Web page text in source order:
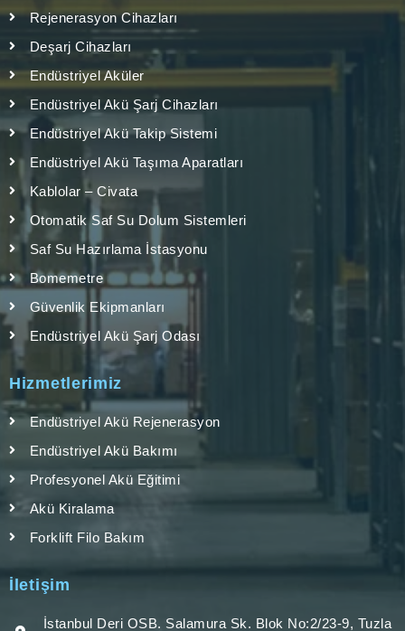
Rejenerasyon Cihazları
Deşarj Cihazları
Endüstriyel Aküler
Endüstriyel Akü Şarj Cihazları
Endüstriyel Akü Takip Sistemi
Endüstriyel Akü Taşıma Aparatları
Kablolar – Civata
Otomatik Saf Su Dolum Sistemleri
Saf Su Hazırlama İstasyonu
Bomemetre
Güvenlik Ekipmanları
Endüstriyel Akü Şarj Odası
Hizmetlerimiz
Endüstriyel Akü Rejenerasyon
Endüstriyel Akü Bakımı
Profesyonel Akü Eğitimi
Akü Kiralama
Forklift Filo Bakım
İletişim
İstanbul Deri OSB. Salamura Sk. Blok No:2/23-9, Tuzla